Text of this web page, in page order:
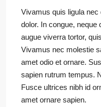
Vivamus quis ligula
dolor. In congue,
augue viverra tortor,
Vivamus nec molestie
amet odio et ornare.
sapien rutrum tempus.
Fusce ultrices nibh id
amet ornare sapien.